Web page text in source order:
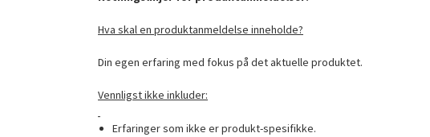
Hva skal en produktanmeldelse inneholde?
Din egen erfaring med fokus på det aktuelle produktet.
Vennligst ikke inkluder:
Erfaringer som ikke er produkt-spesifikke.